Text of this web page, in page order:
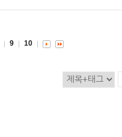
9 10